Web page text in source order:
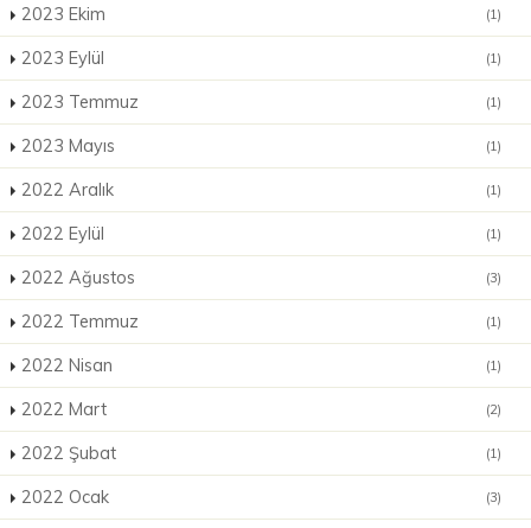
2023 Ekim (1)
2023 Eylül (1)
2023 Temmuz (1)
2023 Mayıs (1)
2022 Aralık (1)
2022 Eylül (1)
2022 Ağustos (3)
2022 Temmuz (1)
2022 Nisan (1)
2022 Mart (2)
2022 Şubat (1)
2022 Ocak (3)